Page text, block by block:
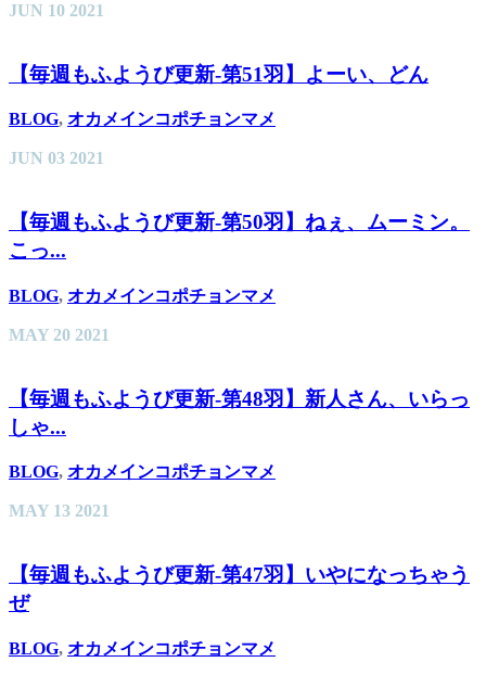
JUN 10 2021
【毎週もふようび更新-第51羽】よーい、どん
BLOG, オカメインコポチョンマメ
JUN 03 2021
【毎週もふようび更新-第50羽】ねぇ、ムーミン。
こっ...
BLOG, オカメインコポチョンマメ
MAY 20 2021
【毎週もふようび更新-第48羽】新人さん、いらっ
しゃ...
BLOG, オカメインコポチョンマメ
MAY 13 2021
【毎週もふようび更新-第47羽】いやになっちゃう
ぜ
BLOG, オカメインコポチョンマメ